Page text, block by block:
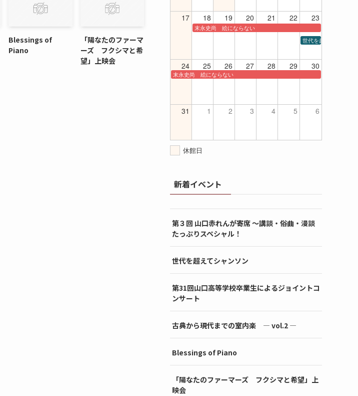
Blessings of
Piano
「陽なたのファーマ
ーズ フクシマと希
望」上映会
17 18 19 20 21 22 23
末永史尚 絵にならない
世代を超えてシャン
24 25 26 27 28 29 30
末永史尚 絵にならない
31 1 2 3 4 5 6
休館日
新着イベント
第３回 山口赤れんが寄席 〜講談・俗曲・漫談
たっぷりスペシャル！
世代を超えてシャンソン
第31回山口高等学校卒業生によるジョイントコ
ンサート
古典から現代までの室内楽 ― vol.2 ―
Blessings of Piano
「陽なたのファーマーズ フクシマと希望」上
映会